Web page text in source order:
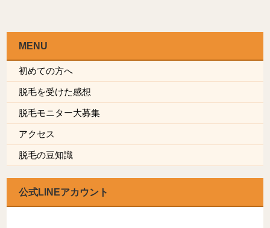
MENU
初めての方へ
脱毛を受けた感想
脱毛モニター大募集
アクセス
脱毛の豆知識
公式LINEアカウント